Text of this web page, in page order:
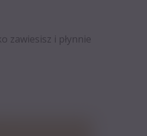
zawiesisz i płynnie